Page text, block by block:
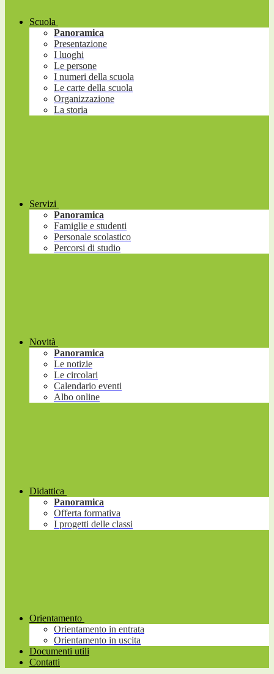
Scuola
Panoramica
Presentazione
I luoghi
Le persone
I numeri della scuola
Le carte della scuola
Organizzazione
La storia
Servizi
Panoramica
Famiglie e studenti
Personale scolastico
Percorsi di studio
Novità
Panoramica
Le notizie
Le circolari
Calendario eventi
Albo online
Didattica
Panoramica
Offerta formativa
I progetti delle classi
Orientamento
Orientamento in entrata
Orientamento in uscita
Documenti utili
Contatti